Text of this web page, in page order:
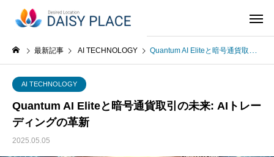
最新記事 AI TECHNOLOGY Quantum AI Eliteと暗号通貨取引の未来: AIトレーディングの革新
AI TECHNOLOGY
Quantum AI Eliteと暗号通貨取引の未来: AIトレー
ディングの革新
2025.05.05